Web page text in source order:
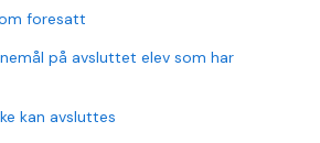
foresatt
på avsluttet elev som har
kan avsluttes